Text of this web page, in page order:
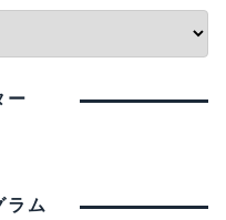
ー
ラム